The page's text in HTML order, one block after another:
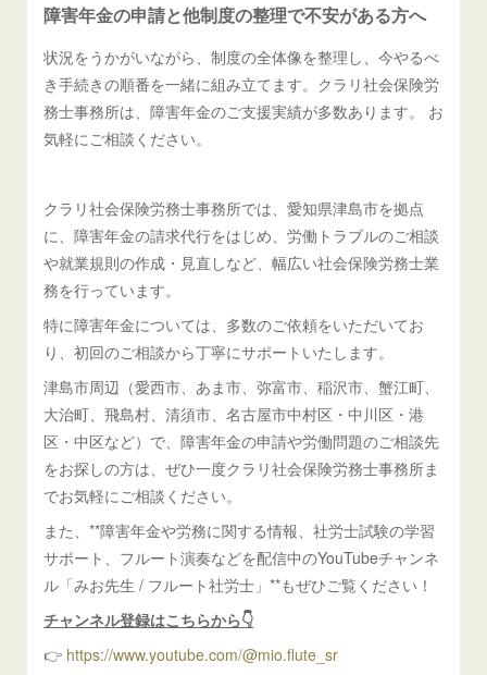
障害年金の申請と他制度の整理で不安がある方へ
状況をうかがいながら、制度の全体像を整理し、今やるべ
き手続きの順番を一緒に組み立てます。クラリ社会保険労
務士事務所は、障害年金のご支援実績が多数あります。 お
気軽にご相談ください。
クラリ社会保険労務士事務所では、愛知県津島市を拠点
に、障害年金の請求代行をはじめ、労働トラブルのご相談
や就業規則の作成・見直しなど、幅広い社会保険労務士業
務を行っています。
特に障害年金については、多数のご依頼をいただいてお
り、初回のご相談から丁寧にサポートいたします。
津島市周辺（愛西市、あま市、弥富市、稲沢市、蟹江町、
大治町、飛島村、清須市、名古屋市中村区・中川区・港
区・中区など）で、障害年金の申請や労働問題のご相談先
をお探しの方は、ぜひ一度クラリ社会保険労務士事務所ま
でお気軽にご相談ください。
また、**障害年金や労務に関する情報、社労士試験の学習
サポート、フルート演奏などを配信中のYouTubeチャンネ
ル「みお先生 / フルート社労士」**もぜひご覧ください！
チャンネル登録はこちらから👇
👉 https://www.youtube.com/@mio.flute_sr